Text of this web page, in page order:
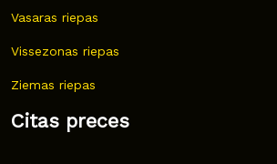
Vasaras riepas
Vissezonas riepas
Ziemas riepas
Citas preces